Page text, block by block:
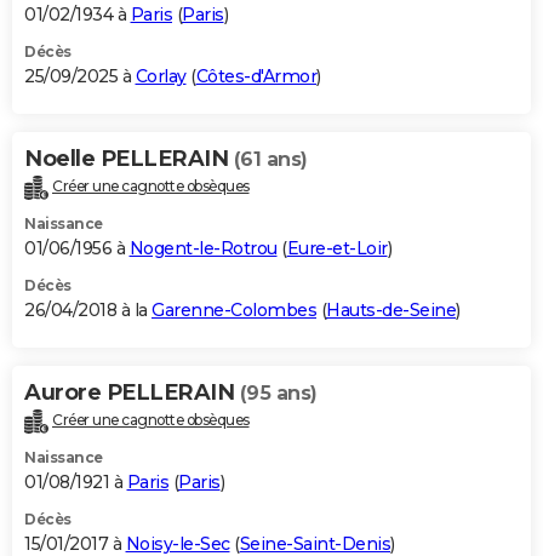
GUIDES D'ACHAT
BONS PLANS
Carte de Noël
Carte Bonne année
Carte Saint-Valentin
Carte Pâques
Carte d'anniversaire
DICTIONNAIRE
Dictionnaire
Biographies
Citations
Expressions
Proverbes
PROGRAMME TV
S'inscrire
Se connecter
Lycées
Collèges
Primaires
Universités
Entreprises
Service militaire
Avis de recherche
AVIS DE DÉCÈS
Bricolage
Lifestyle
Culture
Sport
Auto
Television
Voyage
Cinema
01/02/1934 à Paris (Paris)
Décès
25/09/2025 à Corlay(Côtes-d'Armor)
Noelle PELLERAIN (61 ans)
Créer une cagnotte obsèques
Naissance
01/06/1956 à Nogent-le-Rotrou (Eure-et-Loir)
Décès
26/04/2018 à la Garenne-Colombes (Hauts-de-Seine)
Aurore PELLERAIN (95 ans)
Créer une cagnotte obsèques
Naissance
01/08/1921 à Paris (Paris)
Décès
15/01/2017 à Noisy-le-Sec(Seine-Saint-Denis)